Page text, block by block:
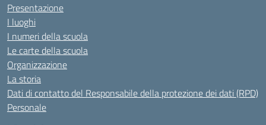
Presentazione
I luoghi
I numeri della scuola
Le carte della scuola
Organizzazione
La storia
Dati di contatto del Responsabile della protezione dei dati (RPD)
Personale